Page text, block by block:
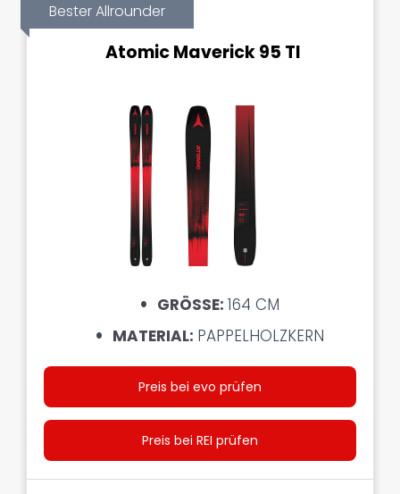
Bester Allrounder
Atomic Maverick 95 TI
GRÖSSE: 164 CM
MATERIAL: PAPPELHOLZKERN
Preis bei evo prüfen
Preis bei REI prüfen